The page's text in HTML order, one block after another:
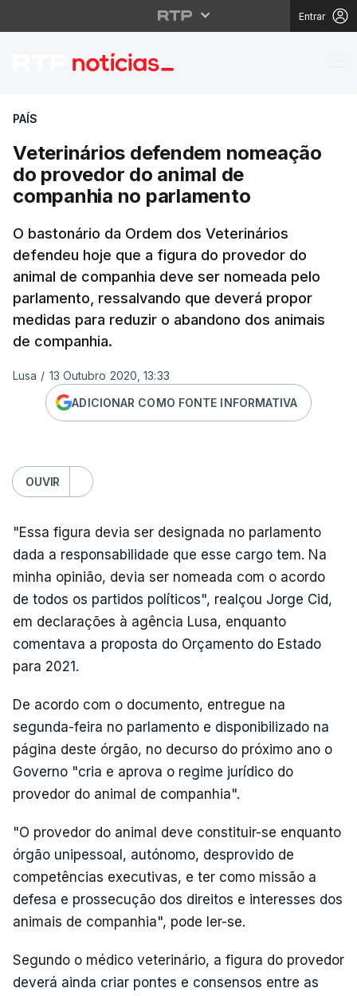
Entrar
Veterinários
PAÍS
Veterinários defendem nomeação
do provedor do animal de
companhia no parlamento
O bastonário da Ordem dos Veterinários
defendeu hoje que a figura do provedor do
animal de companhia deve ser nomeada pelo
parlamento, ressalvando que deverá propor
medidas para reduzir o abandono dos animais
de companhia.
Lusa / 13 Outubro 2020, 13:33
ADICIONAR COMO FONTE INFORMATIVA
OUVIR
"Essa figura devia ser designada no parlamento
dada a responsabilidade que esse cargo tem. Na
minha opinião, devia ser nomeada com o acordo
de todos os partidos políticos", realçou Jorge Cid,
em declarações à agência Lusa, enquanto
comentava a proposta do Orçamento do Estado
para 2021.
De acordo com o documento, entregue na
segunda-feira no parlamento e disponibilizado na
página deste órgão, no decurso do próximo ano o
Governo "cria e aprova o regime jurídico do
provedor do animal de companhia".
"O provedor do animal deve constituir-se enquanto
órgão unipessoal, autónomo, desprovido de
competências executivas, e ter como missão a
defesa e prossecução dos direitos e interesses dos
animais de companhia", pode ler-se.
Segundo o médico veterinário, a figura do provedor
deverá ainda criar pontes e consensos entre as